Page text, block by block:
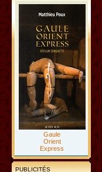
Gaule
Orient
Express
PUBLICITÉS